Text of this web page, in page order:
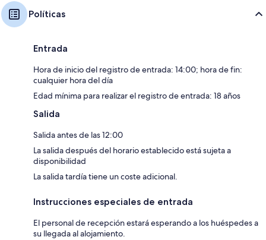
Políticas
Entrada
Hora de inicio del registro de entrada: 14:00; hora de fin:
cualquier hora del día
Edad mínima para realizar el registro de entrada: 18 años
Salida
Salida antes de las 12:00
La salida después del horario establecido está sujeta a
disponibilidad
La salida tardía tiene un coste adicional.
Instrucciones especiales de entrada
El personal de recepción estará esperando a los huéspedes a
su llegada al alojamiento.